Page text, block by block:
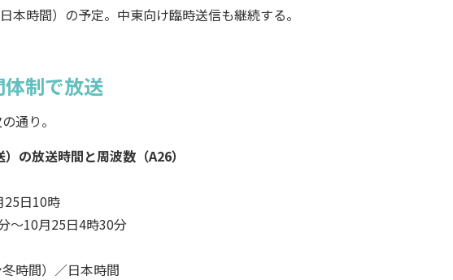
本時間）の予定。中東向け臨時送信も継続する。
制で放送
通り。
の放送時間と周波数（A26）
25日10時
〜10月25日4時30分
時間）／日本時間